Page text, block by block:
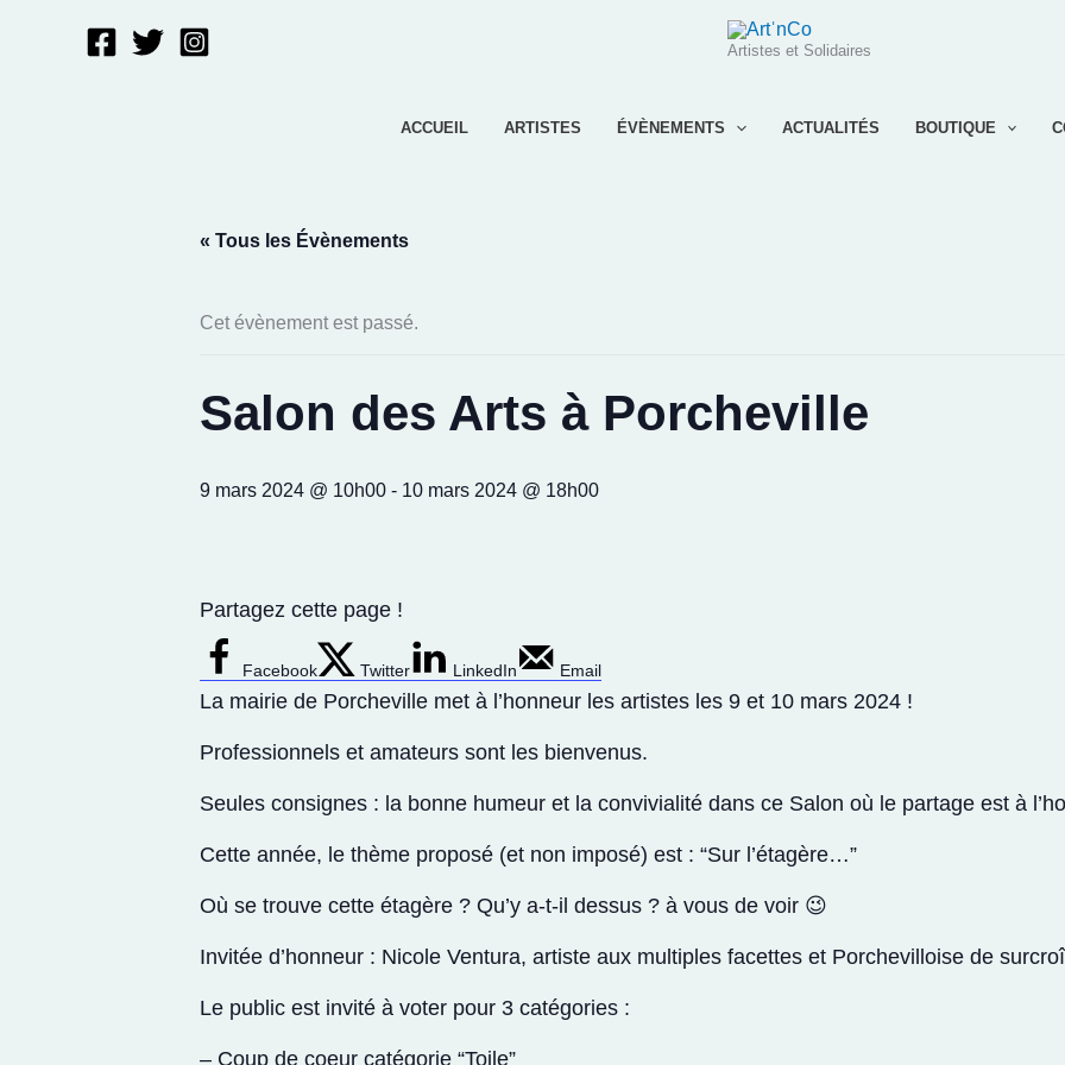
Artistes et Solidaires
ACCUEIL ARTISTES ÉVÈNEMENTS ACTUALITÉS BOUTIQUE
« Tous les Évènements
Cet évènement est passé.
Salon des Arts à Porcheville
9 mars 2024 @ 10h00 - 10 mars 2024 @ 18h00
Partagez cette page !
Facebook Twitter LinkedIn Email
La mairie de Porcheville met à l’honneur les artistes les 9 et 10 mars 2024 !
Professionnels et amateurs sont les bienvenus.
Seules consignes : la bonne humeur et la convivialité dans ce Salon où le partage est à
Cette année, le thème proposé (et non imposé) est : “Sur l’étagère…”
Où se trouve cette étagère ? Qu’y a-t-il dessus ? à vous de voir 😉
Invitée d’honneur : Nicole Ventura, artiste aux multiples facettes et Porchevilloise de
Le public est invité à voter pour 3 catégories :
– Coup de coeur catégorie “Toile”